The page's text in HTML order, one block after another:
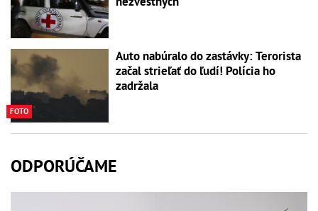
FOTO
Auto nabúralo do zastávky: Terorista
začal strieľať do ľudí! Polícia ho
zadržala
ODPORÚČAME